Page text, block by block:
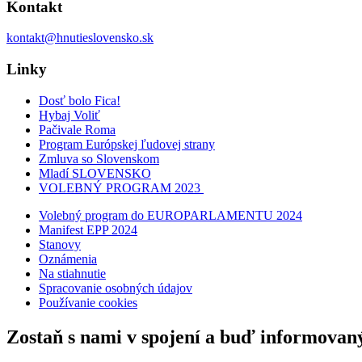
Kontakt
kontakt@hnutieslovensko.sk
Linky
Dosť bolo Fica!
Hybaj Voliť
Pačivale Roma
Program Európskej ľudovej strany
Zmluva so Slovenskom
Mladí SLOVENSKO
VOLEBNÝ PROGRAM 2023
Volebný program do EUROPARLAMENTU 2024
Manifest EPP 2024
Stanovy
Oznámenia
Na stiahnutie
Spracovanie osobných údajov
Používanie cookies
Zostaň s nami v spojení a buď